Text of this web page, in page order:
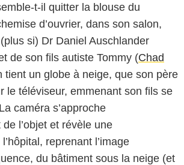
t-il quitter la blouse du
d’ouvrier, dans son salon,
si) Dr Daniel Auschlander
de son fils autiste Tommy (Chad
tient un globe à neige, que son père
le téléviseur, emmenant son fils se
caméra s’approche
l’objet et révèle une
reprenant l’image
du bâtiment sous la neige (et